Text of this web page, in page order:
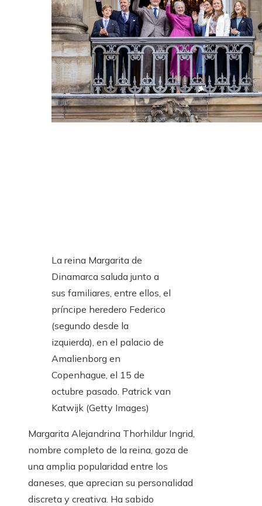
La reina Margarita de
Dinamarca saluda junto a
sus familiares, entre ellos, el
príncipe heredero Federico
(segundo desde la
izquierda), en el palacio de
Amalienborg en
Copenhague, el 15 de
octubre pasado. Patrick van
Katwijk (Getty Images)
Margarita Alejandrina Thorhildur Ingrid,
nombre completo de la reina, goza de
una amplia popularidad entre los
daneses, que aprecian su personalidad
discreta y creativa. Ha sabido